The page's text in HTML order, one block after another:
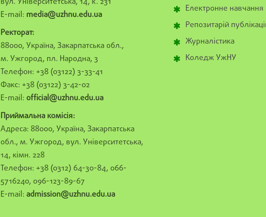
E-mail: media@uzhnu.edu.ua
Ректорат:
88000, Україна, Закарпатська обл.,
м. Ужгород, пл. Народна, 3
Телефон: +38 (03122) 3-33-41
Факс: +38 (03122) 3-42-02
E-mail: official@uzhnu.edu.ua
Приймальна комісія:
Адреса: 88000, Україна, Закарпатська
обл., м. Ужгород, вул. Університетська,
14, кімн. 228
Телефон: +38 (0312) 64-30-84, 066-
5716240, 096-123-89-67
E-mail: admission@uzhnu.edu.ua
Електронне навчання
Репозитарій
Журналістика
Коледж УжНУ